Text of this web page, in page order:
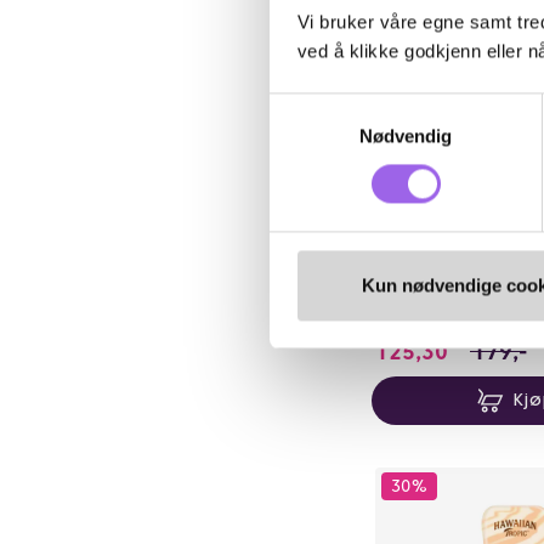
Vi bruker våre egne samt
ved å klikke godkjenn eller
Nødvendig
Kun nødvendige
Hawaiian Tropic
Hawaiian Tropic
På lager på Vita.no
Utilgjengelig i butikk
125,30125.3 i
179,-
30%